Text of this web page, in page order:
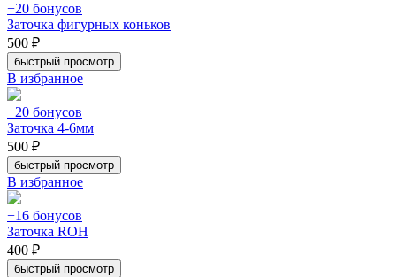
+20 бонусов
Заточка фигурных коньков
500 ₽
быстрый просмотр
В избранное
+20 бонусов
Заточка 4-6мм
500 ₽
быстрый просмотр
В избранное
+16 бонусов
Заточка ROH
400 ₽
быстрый просмотр